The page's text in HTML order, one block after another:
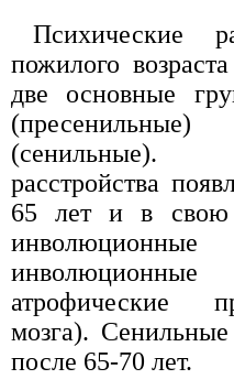
Психические
пожилого
две основные
(сенильные).
расстройства
65 лет и в свою
атрофические
мозга).
после 65-70 лет.